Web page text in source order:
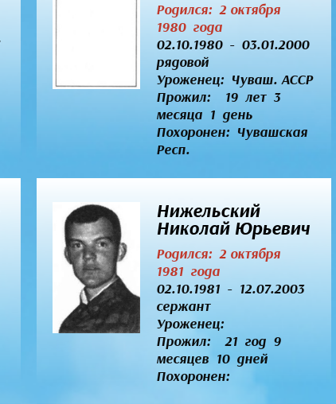
Родился: 2 октября
1980 года
02.10.1980 - 03.01.2000
рядовой
Уроженец: Чуваш. АССР
Прожил: 19 лет 3
месяца 1 день
Похоронен: Чувашская
Респ.
Нижельский
Николай Юрьевич
Родился: 2 октября
1981 года
02.10.1981 - 12.07.2003
сержант
Уроженец:
Прожил: 21 год 9
месяцев 10 дней
Похоронен: